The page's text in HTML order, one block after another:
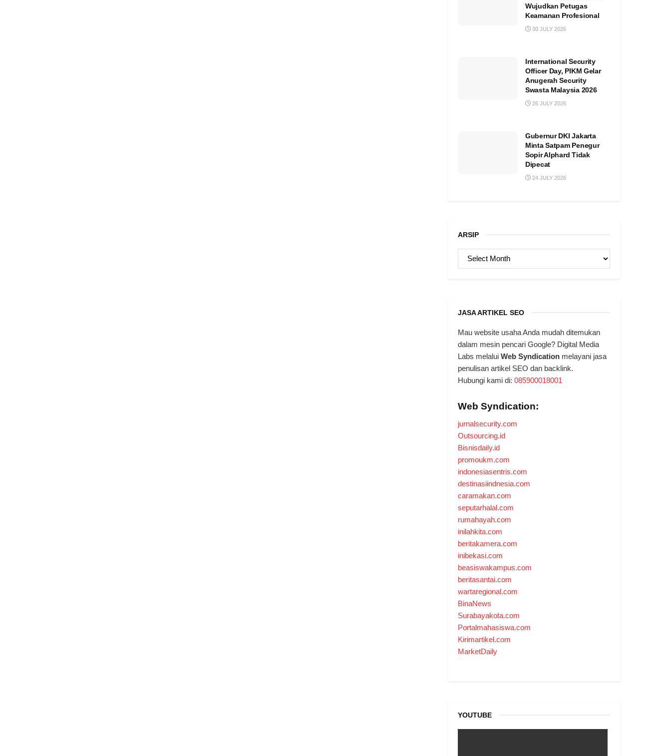
Wujudkan Petugas
Keamanan Profesional
30 JULY 2026
International Security
Officer Day, PIKM Gelar
Anugerah Security
Swasta Malaysia 2026
26 JULY 2026
Gubernur DKI Jakarta
Minta Satpam Penegur
Sopir Alphard Tidak
Dipecat
24 JULY 2026
ARSIP
ARSIP
JASA ARTIKEL SEO
Mau website usaha Anda mudah ditemukan
dalam mesin pencari Google? Digital Media
Labs melalui Web Syndication melayani jasa
penulisan artikel SEO dan backlink.
Hubungi kami di: 085900018001
Web Syndication:
jurnalsecurity.com
Outsourcing.id
Bisnisdaily.id
promoukm.com
indonesiasentris.com
destinasiindnesia.com
caramakan.com
seputarhalal.com
rumahayah.com
inilahkita.com
beritakamera.com
inibekasi.com
beasiswakampus.com
beritasantai.com
wartaregional.com
BinaNews
Surabayakota.com
Portalmahasiswa.com
Kirimartikel.com
MarketDaily
YOUTUBE